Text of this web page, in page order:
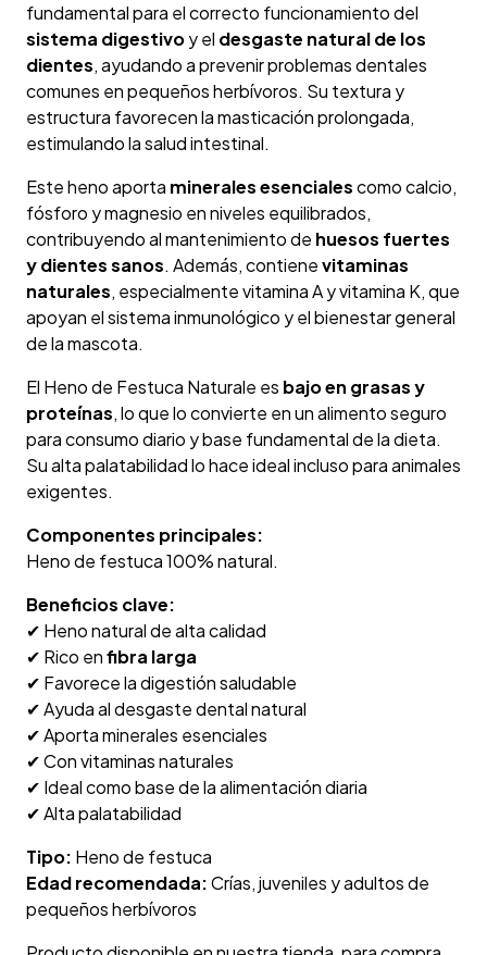
fundamental para el correcto funcionamiento del
sistema digestivoy el desgaste natural de los
dientes, ayudando a prevenir problemas dentales
comunes en pequeños herbívoros. Su textura y
estructura favorecen la masticación prolongada,
estimulando la salud intestinal.
Este heno aporta minerales esencialescomo calcio,
fósforo y magnesio en niveles equilibrados,
contribuyendo al mantenimiento de huesos fuertes
y dientes sanos. Además, contienevitaminas
naturales, especialmente vitamina A y vitamina K, que
apoyan el sistema inmunológico y el bienestar general
de la mascota.
El Heno de Festuca Naturale es bajo en grasas y
proteínas, lo que lo convierte en un alimento seguro
para consumo diario y base fundamental de la dieta.
Su alta palatabilidad lo hace ideal incluso para animales
exigentes.
Componentes principales:
Heno de festuca 100% natural.
Beneficios clave:
✔ Heno natural de alta calidad
✔ Rico enfibra larga
✔ Favorece la digestión saludable
✔ Ayuda al desgaste dental natural
✔ Aporta minerales esenciales
✔ Con vitaminas naturales
✔ Ideal como base de la alimentación diaria
✔ Alta palatabilidad
Tipo: Heno de festuca
Edad recomendada:Crías, juveniles y adultos de
pequeños herbívoros